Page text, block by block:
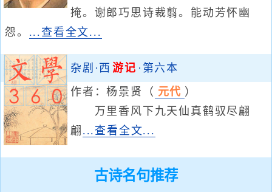
掩。谢郎巧思诗裁翦。能动芳怀幽
怨。 ...查看全文...
杂剧·西 游记 ·第六本
作者：杨景贤 （ 元代 ）
万里香风下九天仙真鹤驭尽翩
翩 ...查看全文...
古诗名句推荐